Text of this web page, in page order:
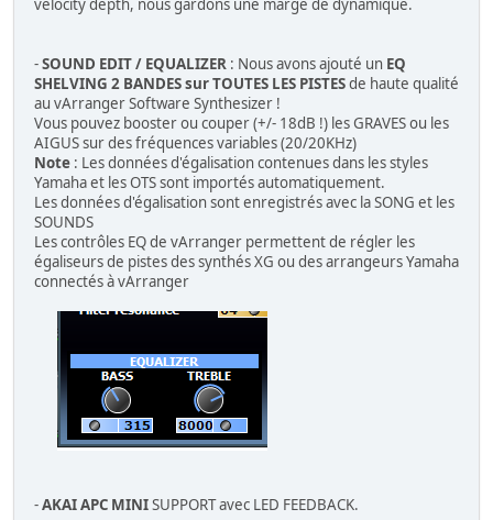
velocity depth, nous gardons une marge de dynamique.
-SOUND EDIT / EQUALIZER : Nous avons ajouté un EQ
SHELVING 2 BANDES sur TOUTES LES PISTESde haute qualité
au vArranger Software Synthesizer !
Vous pouvez booster ou couper (+/- 18dB !) les GRAVES ou les
AIGUS sur des fréquences variables (20/20KHz)
Note : Les données d'égalisation contenues dans les styles
Yamaha et les OTS sont importés automatiquement.
Les données d'égalisation sont enregistrés avec la SONG et les
SOUNDS
Les contrôles EQ de vArranger permettent de régler les
égaliseurs de pistes des synthés XG ou des arrangeurs Yamaha
connectés à vArranger
-AKAI APC MINISUPPORT avec LED FEEDBACK.